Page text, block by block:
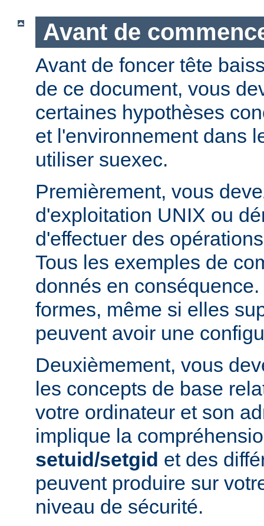
Avant de
Avant de foncer tête
de ce document, vous
certaines hypothèses
et l'environnement dans
utiliser suexec.
Premièrement, vous
d'exploitation UNIX ou
d'effectuer des
Tous les exemples de
donnés en
formes, même si elles
peuvent avoir une
Deuxièmement, vous
les concepts de base
votre ordinateur et son
implique la
setuid/setgid et des
peuvent produire sur
niveau de sécurité.